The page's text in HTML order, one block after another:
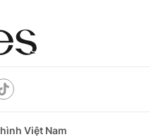
Việt Nam